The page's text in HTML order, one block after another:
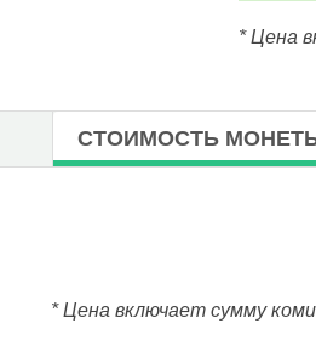
* Цена
СТОИМОСТЬ
* Цена включает сумму